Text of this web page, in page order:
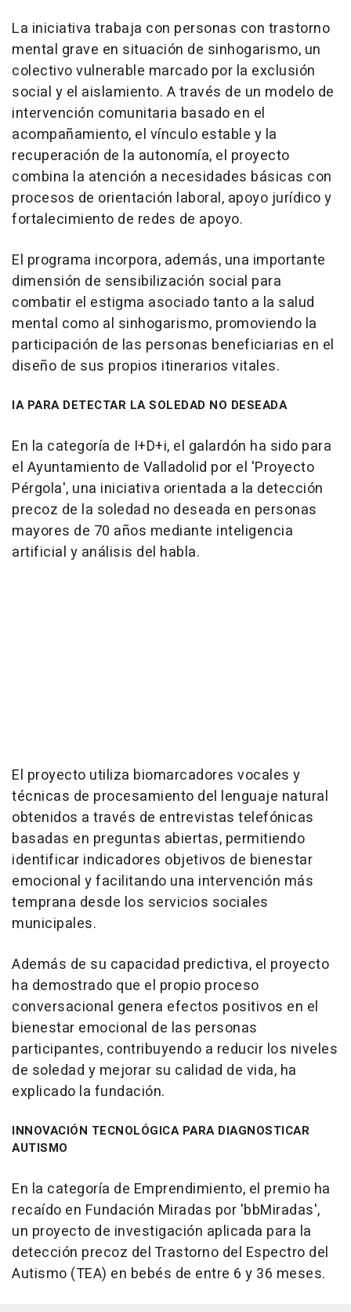
La iniciativa trabaja con personas con trastorno
mental grave en situación de sinhogarismo, un
colectivo vulnerable marcado por la exclusión
social y el aislamiento. A través de un modelo de
intervención comunitaria basado en el
acompañamiento, el vínculo estable y la
recuperación de la autonomía, el proyecto
combina la atención a necesidades básicas con
procesos de orientación laboral, apoyo jurídico y
fortalecimiento de redes de apoyo.
El programa incorpora, además, una importante
dimensión de sensibilización social para
combatir el estigma asociado tanto a la salud
mental como al sinhogarismo, promoviendo la
participación de las personas beneficiarias en el
diseño de sus propios itinerarios vitales.
IA PARA DETECTAR LA SOLEDAD NO DESEADA
En la categoría de I+D+i, el galardón ha sido para
el Ayuntamiento de Valladolid por el 'Proyecto
Pérgola', una iniciativa orientada a la detección
precoz de la soledad no deseada en personas
mayores de 70 años mediante inteligencia
artificial y análisis del habla.
El proyecto utiliza biomarcadores vocales y
técnicas de procesamiento del lenguaje natural
obtenidos a través de entrevistas telefónicas
basadas en preguntas abiertas, permitiendo
identificar indicadores objetivos de bienestar
emocional y facilitando una intervención más
temprana desde los servicios sociales
municipales.
Además de su capacidad predictiva, el proyecto
ha demostrado que el propio proceso
conversacional genera efectos positivos en el
bienestar emocional de las personas
participantes, contribuyendo a reducir los niveles
de soledad y mejorar su calidad de vida, ha
explicado la fundación.
INNOVACIÓN TECNOLÓGICA PARA DIAGNOSTICAR
AUTISMO
En la categoría de Emprendimiento, el premio ha
recaído en Fundación Miradas por 'bbMiradas',
un proyecto de investigación aplicada para la
detección precoz del Trastorno del Espectro del
Autismo (TEA) en bebés de entre 6 y 36 meses.